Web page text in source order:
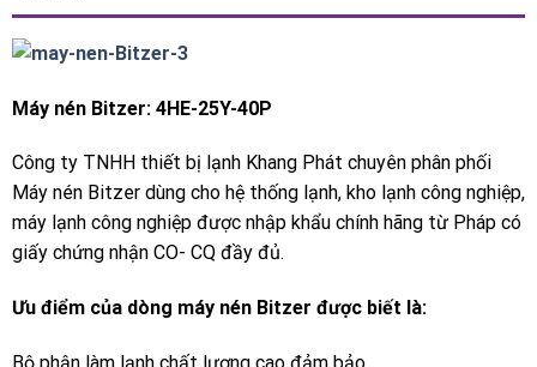
Máy nén Bitzer: 4HE-25Y-40P
Công ty TNHH thiết bị lạnh Khang Phát chuyên phân phối
Máy nén Bitzer dùng cho hệ thống lạnh, kho lạnh công nghiệp,
máy lạnh công nghiệp được nhập khẩu chính hãng từ Pháp có
giấy chứng nhận CO- CQ đầy đủ.
Ưu điểm của dòng máy nén Bitzer được biết là: